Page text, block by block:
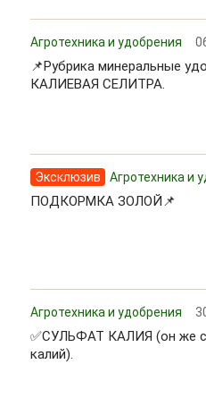
Агротехника и удобрения
📌Рубрика минеральные
КАЛИЕВАЯ СЕЛИТРА.
Эксклюзив Агротехника и
ПОДКОРМКА ЗОЛОЙ📌
Агротехника и удобрения
✅СУЛЬФАТ КАЛИЯ (он же
калий).